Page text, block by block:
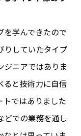
を学んできたので
りしていたタイプ
ジニアではありま
ると技術力に自信
ではありました
どでの業務を通し